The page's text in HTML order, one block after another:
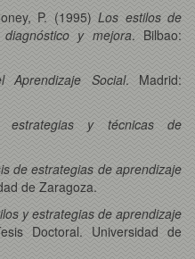
P. (1995) Los estilos de
y mejora. Bilbao:
Aprendizaje Social. Madrid:
estrategias y técnicas de
de estrategias de aprendizaje
de Zaragoza.
y estrategias de aprendizaje
Doctoral. Universidad de